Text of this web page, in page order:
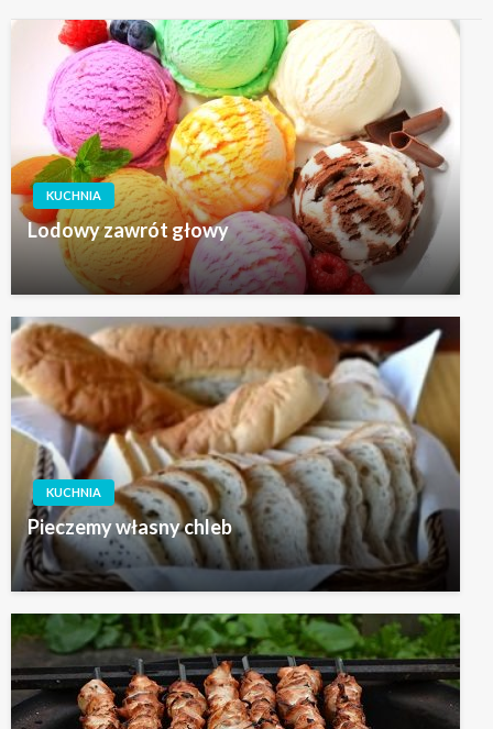
KUCHNIA
Lodowy zawrót głowy
KUCHNIA
Pieczemy własny chleb